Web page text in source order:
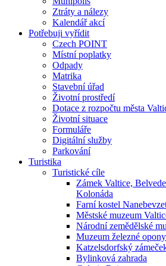
Ztráty a nálezy
Kalendář akcí
Potřebuji vyřídit
Czech POINT
Místní poplatky
Odpady
Matrika
Stavební úřad
Životní prostředí
Dotace z rozpočtu města
Životní situace
Formuláře
Digitální služby
Parkování
Turistika
Turistické cíle
Zámek Valtice,
Kolonáda
Farní kostel
Městské muzeum
Národní zemědělské
Muzeum železné opony
Katzelsdorfský
Bylinková zahrada